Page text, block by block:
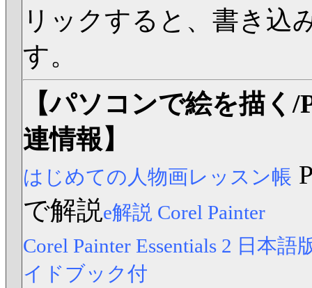
リックすると、書き込
す。
【パソコンで絵を描く
連情報】
はじめての人物画レッスン帳
で解説e解説 Corel Painter
Corel Painter Essentials 2 日本語
イドブック付